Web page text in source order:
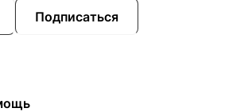
Подписаться